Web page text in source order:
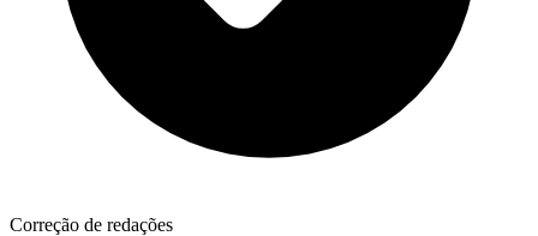
Correção de redações